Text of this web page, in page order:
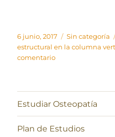
Publicado
el
6 junio, 2017 Categorías
Sin categoría
estructural en la columna
comentarioen
estructural
columna
Estudiar Osteopatía
Plan de Estudios